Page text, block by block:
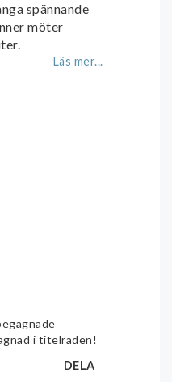
spännande
möter
Läs mer...
i titelraden!
DELA